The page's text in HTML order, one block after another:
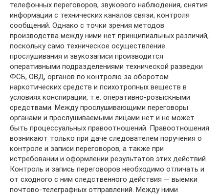
телефонных переговоров, звукового наблюдения, снятия
информации с технических каналов связи, контроля
сообщений. Однако с точки зрения методов
производства между ними нет принципиальных различий,
поскольку само техническое осуществление
прослушивания и звукозаписи производится
оперативными подразделениями технической разведки
ФСБ, ОВД, органов по контролю за оборотом
наркотических средств и психотропных веществ в
условиях конспирации, т.е. оперативно-розыскными
средствами. Между прослушивающими переговоры
органами и прослушиваемыми лицами нет и не может
быть процессуальных правоотношений. Правоотношения
возникают только при даче следователем поручения о
контроле и записи переговоров, а также при
истребовании и оформлении результатов этих действий.
Контроль и запись переговоров необходимо отличать и
от сходного с ним следственного действия — выемки
почтово-телеграфных отправлений. Между ними